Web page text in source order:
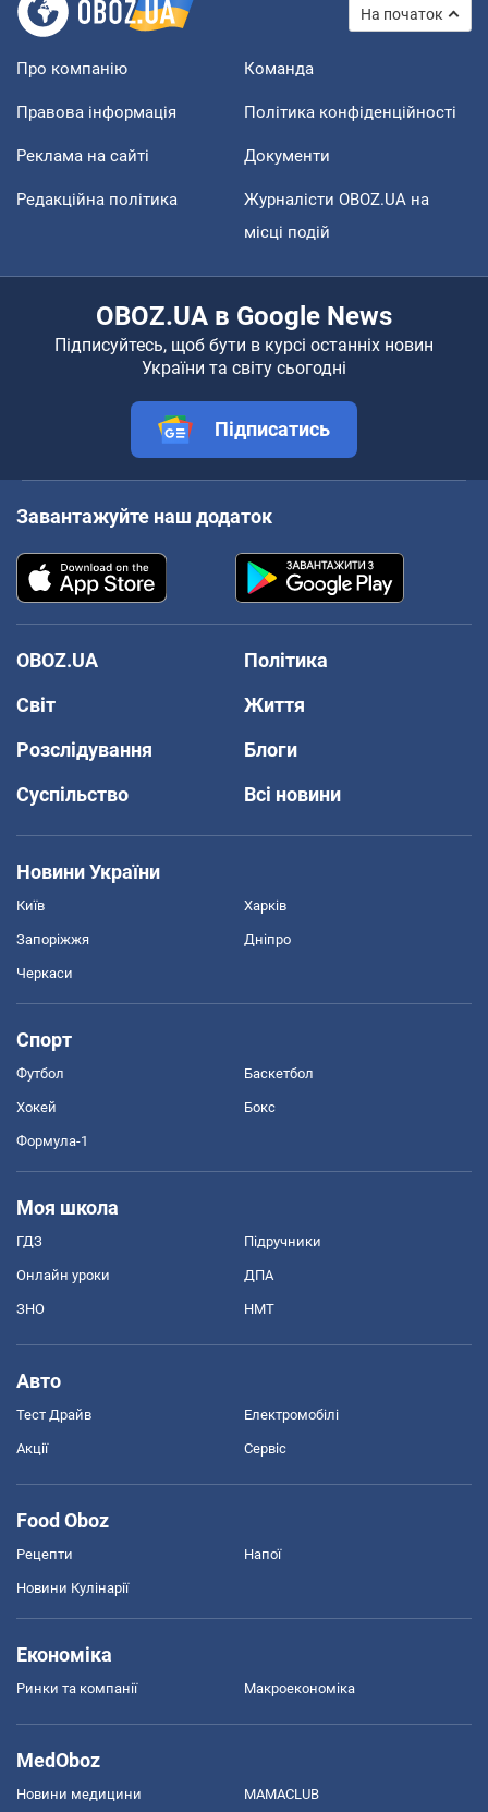
На початок
Про компанію Команда
Правова інформація Політика конфіденційності
Реклама на сайті Документи
Редакційна політика
Журналісти OBOZ.UA на
місці подій
OBOZ.UA в Google News
Підписуйтесь, щоб бути в курсі останніх новин
України та світу сьогодні
Підписатись
Завантажуйте наш додаток
OBOZ.UA
Політика
Світ
Життя
Розслідування
Блоги
Суспільство
Всі новини
Новини України
Київ Харків
Запоріжжя Дніпро
Черкаси
Спорт
Футбол Баскетбол
Хокей Бокс
Формула-1
Моя школа
ГДЗ Підручники
Онлайн уроки ДПА
ЗНО НМТ
Авто
Тест Драйв Електромобілі
Акції Сервіс
Food Oboz
Рецепти Напої
Новини Кулінарії
Економіка
Ринки та компанії Макроекономіка
MedOboz
Новини медицини MAMACLUB